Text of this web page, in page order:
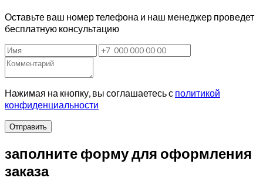
Оставьте ваш номер телефона и наш менеджер проведет
бесплатную консультацию
Нажимая на кнопку, вы соглашаетесь с политикой
конфиденциальности
Отправить
заполните форму для оформления
заказа